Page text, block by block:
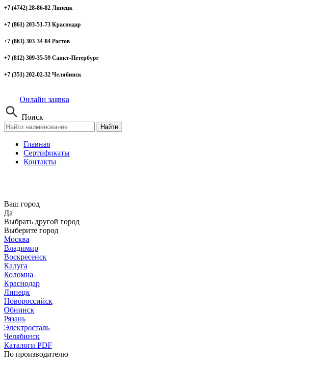
+7 (4742) 28-86-82 Липецк
+7 (861) 203-51-73 Краснодар
+7 (863) 303-34-84 Ростов
+7 (812) 309-35-59 Санкт-Петербург
+7 (351) 202-02-32 Челябинск
Онлайн заявка
Поиск
Найти
Главная
Сертификаты
Контакты
Ваш город
Да
Выбрать другой город
Выберите город
Москва
Владимир
Воскресенск
Калуга
Коломна
Краснодар
Липецк
Новороссийск
Обнинск
Рязань
Электросталь
Челябинск
Каталоги PDF
По производителю